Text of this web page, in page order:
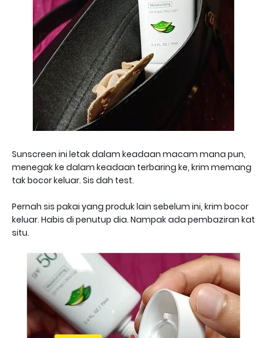
Sunscreen ini letak dalam keadaan macam mana pun,
menegak ke dalam keadaan terbaring ke, krim memang
tak bocor keluar. Sis dah test.
Pernah sis pakai yang produk lain sebelum ini, krim bocor
keluar. Habis di penutup dia. Nampak ada pembaziran kat
situ.